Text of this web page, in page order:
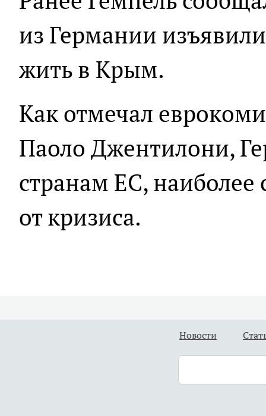
из Германии
жить в Крым.
Как отмечал
Паоло Джентилони,
странам ЕС,
от кризиса.
Новости